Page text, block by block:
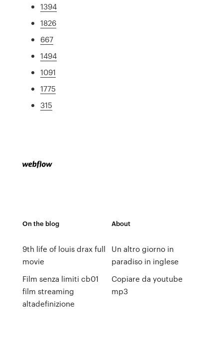
1394
1826
667
1494
1091
1775
315
On the blog
9th life of louis drax full
movie
Film senza limiti cb01
film streaming
altadefinizione
About
Un altro giorno in
paradiso in inglese
Copiare da youtube
mp3